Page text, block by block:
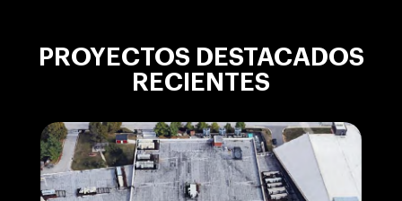
PROYECTOS DESTACADOS
RECIENTES